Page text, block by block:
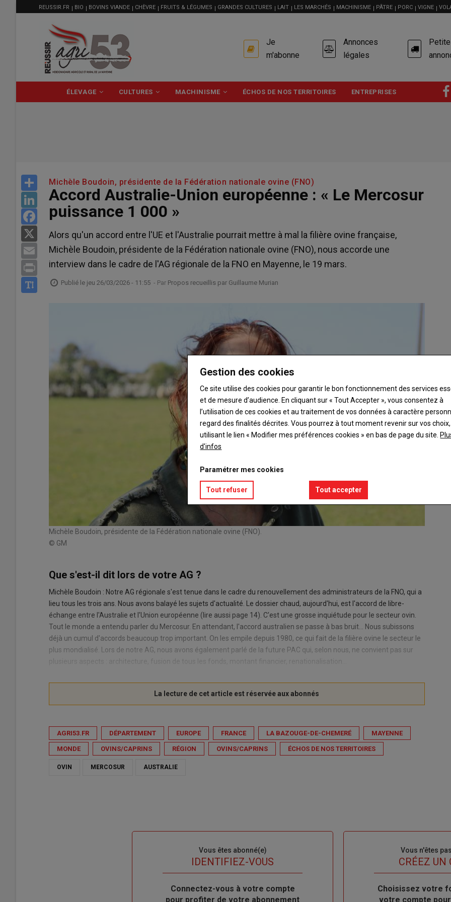
MENU
FILIÈRE
REUSSIR.FR BIO BOVINS VIANDE CHÈVRE FRUITS & LÉGUMES GRANDES CULTURES LAIT LES MARCHÉS MACHINISME PÂTRE PORC VIGNE
USER
ACCOUNT
MENU
Je
m'abonne
Annonces
légales
PRINCIPALE
ÉLEVAGE CULTURES MACHINISME ÉCHOS DE NOS TERRITOIRES ENTREPRISES
Share
LinkedIn
Facebook
Email
Print
Michèle Boudoin, présidente de la Fédération nationale ovine (FNO)
Accord Australie-Union européenne : « Le Mercosur
puissance 1 000 »
Alors qu'un accord entre l'UE et l'Australie pourrait mettre à mal la filière ovine française,
Michèle Boudoin, présidente de la Fédération nationale ovine (FNO), nous accorde une
interview dans le cadre de l'AG régionale de la FNO en Mayenne, le 19 mars.
Publié le jeu 26/03/2026 - 11:55 - Par Propos recueillis par Guillaume Murian
Michèle Boudoin, présidente de la Fédération nationale ovine (FNO).
© GM
Que s'est-il dit lors de votre AG ?
Michèle Boudoin : Notre AG régionale s'est tenue dans le cadre du renouvellement des administrateurs de la FNO, qui a
lieu tous les trois ans. Nous avons balayé les sujets d'actualité. Le dossier chaud, aujourd'hui, est l'accord de libre-
échange entre l'Australie et l'Union européenne (lire aussi page 14). C'est une grosse inquiétude pour le secteur ovin.
Tout le monde a entendu parler du Mercosur. En attendant, l'accord australien se passe à bas bruit... Nous subissons
déjà un cumul d'accords beaucoup trop important. On les empile depuis 1980, ce qui fait de la filière ovine le secteur le
plus mondialisé. Lors de notre AG, nous avons également parlé de la future PAC qui, selon nous, ne convient pas sur
AGRI53.FR DÉPARTEMENT EUROPE FRANCE LA BAZOUGE-DE-CHEMERÉ MAYENNE
MONDE OVINS/CAPRINS RÉGION OVINS/CAPRINS ÉCHOS DE NOS TERRITOIRES
OVIN MERCOSUR AUSTRALIE
Vous êtes abonné(e)
IDENTIFIEZ-VOUS
Body
Connectez-vous à votre compte
pour profiter de votre abonnement
Vous n'êtes
TITRECRÉEZ UN
Body
Choisissez votre
votre compte
Gestion des cookies
Ce site utilise des cookies pour garantir le bon fonctionnement des services
et de mesure d’audience. En cliquant sur « Tout Accepter », vous consentez à
l’utilisation de ces cookies et au traitement de vos données à caractère
regard des finalités décrites. Vous pourrez à tout moment revenir sur vos
utilisant le lien « Modifier mes préférences cookies » en bas de page du site.
d'infos
Paramétrer mes cookies
Tout refuser Tout accepter